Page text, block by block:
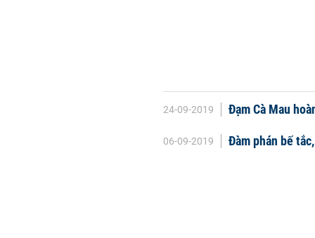
24-09-2019 Đạm Cà Mau
06-09-2019 Đàm phán bế